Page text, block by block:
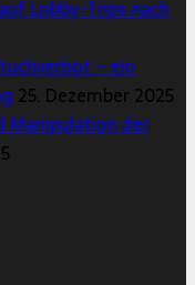
Lobby-Trips nach
– ein
25. Dezember 2025
Manipulation der